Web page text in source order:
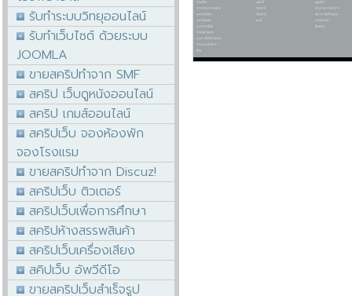
รับทำระบบวิทยุออนไลน์
รับทำเว็บไซต์ ด้วยระบบ
JOOMLA
ขายสคริปทำจาก SMF
สคริป เว็บดูหนังออนไลน์
สคริป เกมส์ออนไลน์
สคริปเว็บ จองห้องพัก
จองโรงแรม
ขายสคริปทำจาก Discuz!
สคริปเว็บ ติวเตอร์
สคริปเว็บเพื่อการศึกษา
สคริปห้างสรรพสินค้า
สคริปเว็บเครื่องเสียง
สคิปเว็บ อัพวีดีโอ
ขายสคริปเว็บสำเร็จรูป